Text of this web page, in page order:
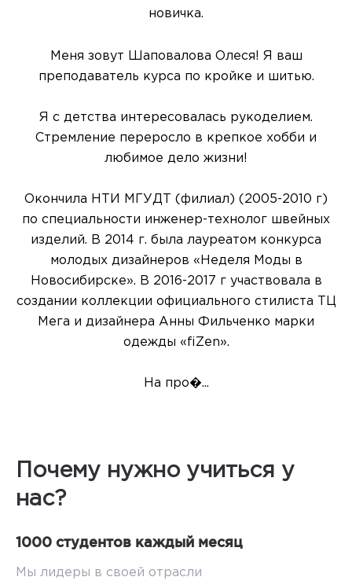
новичка.
Меня зовут Шаповалова Олеся! Я ваш
преподаватель курса по кройке и шитью.
Я с детства интересовалась рукоделием.
Стремление переросло в крепкое хобби и
любимое дело жизни!
Окончила НТИ МГУДТ (филиал) (2005-2010 г)
по специальности инженер-технолог швейных
изделий. В 2014 г. была лауреатом конкурса
молодых дизайнеров «Неделя Моды в
Новосибирске». В 2016-2017 г участвовала в
создании коллекции официального стилиста ТЦ
Мега и дизайнера Анны Фильченко марки
одежды «fiZen».
На про�...
Почему нужно учиться у
нас?
1000 студентов каждый месяц
Мы лидеры в своей отрасли